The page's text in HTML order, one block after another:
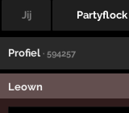
Jij Partyflock
Profiel · 594257
Leown